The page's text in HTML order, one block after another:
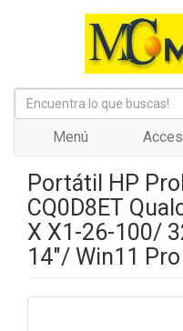
Menú
Portátil HP
CQ0D8ET
X X1-26-100/
14"/ Win11 Pro